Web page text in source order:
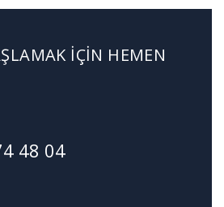
İÇIN HEMEN
48 04